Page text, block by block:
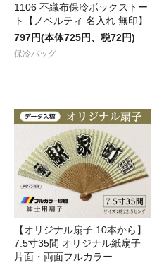
1106 不織布保冷ボックストー
ト【ノベルティ 名入れ 無印】
797円(本体725円、税72円)
保冷バッグ
【オリジナル扇子 10本から】
7.5寸35間 オリジナル紙扇子
片面・両面フルカラー